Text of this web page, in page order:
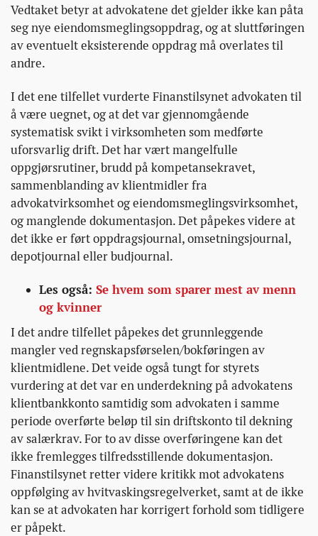
Vedtaket betyr at advokatene det gjelder ikke kan påta
seg nye eiendomsmeglingsoppdrag, og at sluttføringen
av eventuelt eksisterende oppdrag må overlates til
andre.
I det ene tilfellet vurderte Finanstilsynet advokaten til
å være uegnet, og at det var gjennomgående
systematisk svikt i virksomheten som medførte
uforsvarlig drift. Det har vært mangelfulle
oppgjørsrutiner, brudd på kompetansekravet,
sammenblanding av klientmidler fra
advokatvirksomhet og eiendomsmeglingsvirksomhet,
og manglende dokumentasjon. Det påpekes videre at
det ikke er ført oppdragsjournal, omsetningsjournal,
depotjournal eller budjournal.
Les også: Se hvem som sparer mest av menn
og kvinner
I det andre tilfellet påpekes det grunnleggende
mangler ved regnskapsførselen/bokføringen av
klientmidlene. Det veide også tungt for styrets
vurdering at det var en underdekning på advokatens
klientbankkonto samtidig som advokaten i samme
periode overførte beløp til sin driftskonto til dekning
av salærkrav. For to av disse overføringene kan det
ikke fremlegges tilfredsstillende dokumentasjon.
Finanstilsynet retter videre kritikk mot advokatens
oppfølging av hvitvaskingsregelverket, samt at de ikke
kan se at advokaten har korrigert forhold som tidligere
er påpekt.